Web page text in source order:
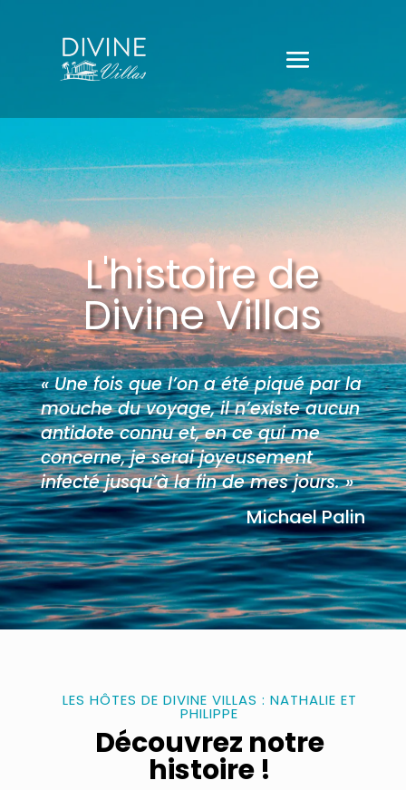
L'histoire de
Divine Villas
« Une fois que l’on a été piqué par la
mouche du voyage, il n’existe aucun
antidote connu et, en ce qui me
concerne, je serai joyeusement
infecté jusqu’à la fin de mes jours. »
Michael Palin
LES HÔTES DE DIVINE VILLAS : NATHALIE ET
PHILIPPE
Découvrez notre
histoire !